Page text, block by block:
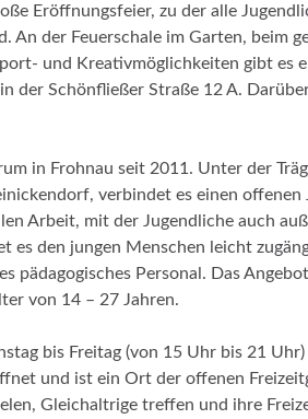
Eröffnungsfeier, zu der alle
An der Feuerschale im Garten, beim
und Kreativmöglichkeiten gibt es
der Schönfließer Straße 12 A.
in Frohnau seit 2011. Unter der
verbindet es einen
Arbeit, mit der Jugendliche auch
es den jungen Menschen leicht
pädagogisches Personal. Das
von 14 – 27 Jahren.
bis Freitag (von 15 Uhr bis 21
und ist ein Ort der offenen
Gleichaltrige treffen und ihre